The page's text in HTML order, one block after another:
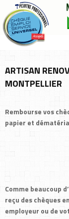
ARTISAN
MONTPELLIER
Rembourse vos
papier et
Comme beaucoup
reçu des chèques
employeur ou de